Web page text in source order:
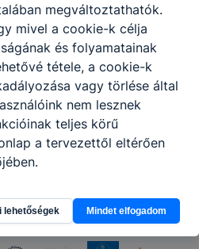
megváltoztathatók.
mivel a cookie-k célja
és folyamatainak
tétele, a cookie-k
vagy törlése által
nem lesznek
teljes körű
a tervezettől eltérően
lehetőségek Mindet elfogadom